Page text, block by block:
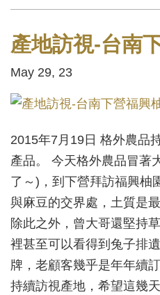
產地訪視-台南
May 29, 23
2015年7月19日 格外農品
產品。 今天格外農品冒著
了～)，到下營拜訪福興柚
與麻豆的交界處，土質是
除此之外，曾大哥還堅持
裡甚至可以看得到兔子排
牌，老顧客幾乎是年年續
持續訪視產地，希望這幾